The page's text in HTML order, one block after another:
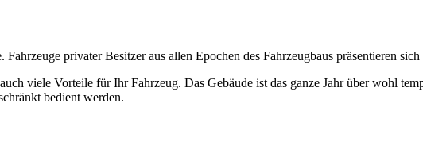
privater Besitzer aus allen Epochen des Fahrzeugbaus präsentieren
viele Vorteile für Ihr Fahrzeug. Das Gebäude ist das ganze Jahr über wohl
bedient werden.